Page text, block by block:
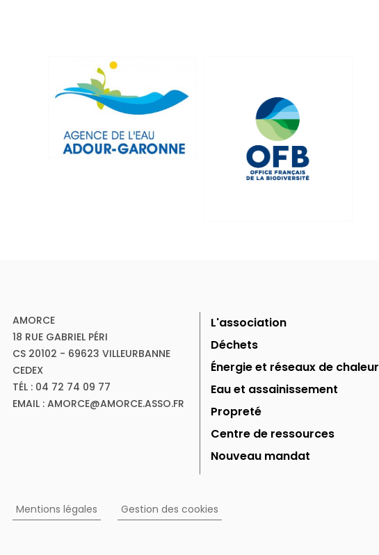
AMORCE
18 RUE GABRIEL PÉRI
CS 20102 - 69623 VILLEURBANNE
CEDEX
TÉL : 04 72 74 09 77
EMAIL : AMORCE@AMORCE.ASSO.FR
L'association
Déchets
Énergie et réseaux de chaleur
Eau et assainissement
Propreté
Centre de ressources
Nouveau mandat
Mentions légales Gestion des cookies